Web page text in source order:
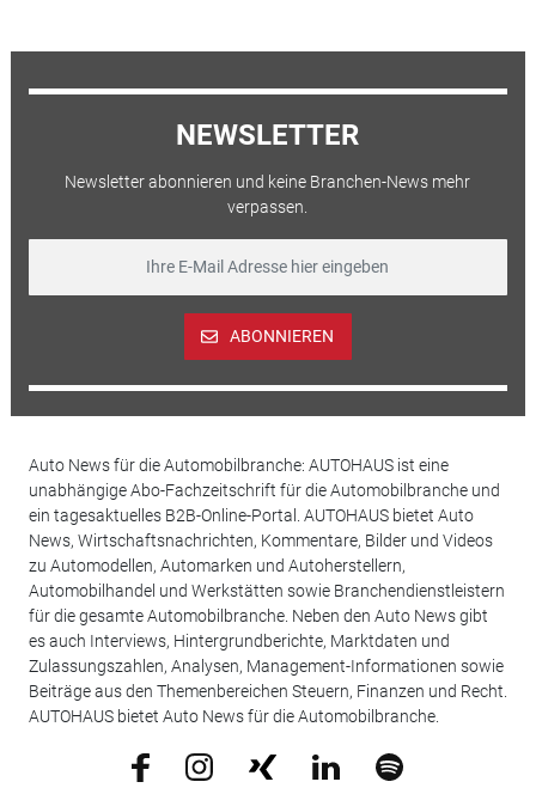
NEWSLETTER
Newsletter abonnieren und keine Branchen-News mehr
verpassen.
ABONNIEREN
Auto News für die Automobilbranche: AUTOHAUS ist eine
unabhängige Abo-Fachzeitschrift für die Automobilbranche und
ein tagesaktuelles B2B-Online-Portal. AUTOHAUS bietet Auto
News, Wirtschaftsnachrichten, Kommentare, Bilder und Videos
zu Automodellen, Automarken und Autoherstellern,
Automobilhandel und Werkstätten sowie Branchendienstleistern
für die gesamte Automobilbranche. Neben den Auto News gibt
es auch Interviews, Hintergrundberichte, Marktdaten und
Zulassungszahlen, Analysen, Management-Informationen sowie
Beiträge aus den Themenbereichen Steuern, Finanzen und Recht.
AUTOHAUS bietet Auto News für die Automobilbranche.